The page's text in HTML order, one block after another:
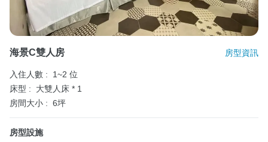
海景C雙人房 房型資訊
入住人數 :
1~2 位
床型 :
大雙人床 * 1
房間大小 : 6坪
房型設施